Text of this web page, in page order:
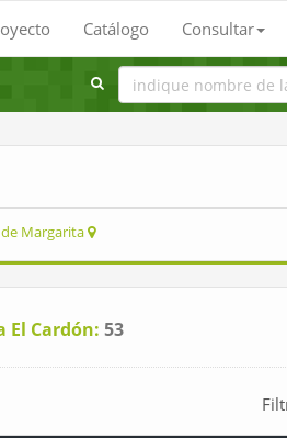
Catálogo Consultar
Margarita
El Cardón: 53